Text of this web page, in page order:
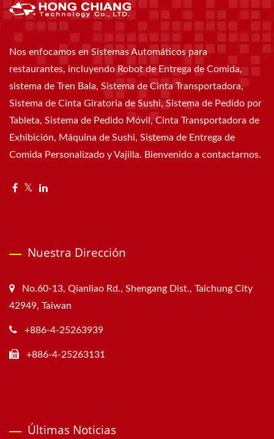
Nos enfocamos en Sistemas Automáticos para
restaurantes, incluyendo Robot de Entrega de Comida,
sistema de Tren Bala, Sistema de Cinta Transportadora,
Sistema de Cinta Giratoria de Sushi, Sistema de Pedido por
Tableta, Sistema de Pedido Móvil, Cinta Transportadora de
Exhibición, Máquina de Sushi, Sistema de Entrega de
Comida Personalizado y Vajilla. Bienvenido a contactarnos.
Nuestra Dirección
No.60-13, Qianliao Rd., Shengang Dist., Taichung City
42949, Taiwan
+886-4-25263939
+886-4-25263131
Últimas Noticias